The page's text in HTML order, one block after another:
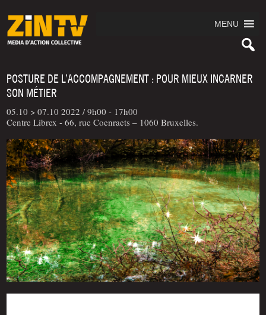
MENU
POSTURE DE L’ACCOMPAGNEMENT : POUR MIEUX INCARNER
SON MÉTIER
05.10 > 07.10 2022 /9h00 - 17h00
Centre Librex - 66, rue Coenraets – 1060 Bruxelles.